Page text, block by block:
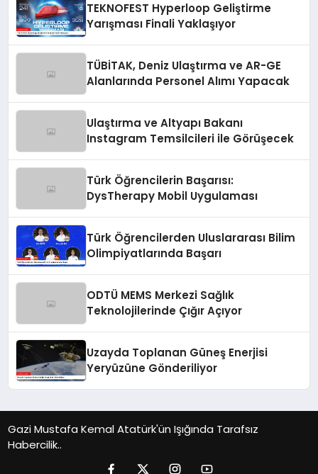
TEKNOFEST Hyperloop Geliştirme
Yarışması Finali Yaklaşıyor
TÜBİTAK, Deniz Ulaştırma ve AR-GE
Alanlarında Personel Alımı Yapacak
Ulaştırma ve Altyapı Bakanı
Instagram Temsilcileri ile Görüşecek
Türk Öğrencilerin Başarısı:
DysTherapy Mobil Uygulaması
Türk Öğrencilerden Uluslararası Bilim
Olimpiyatlarında Başarı
ODTÜ MEMS Merkezi Sağlık
Teknolojilerinde Çığır Açıyor
Uzayda Toplanan Güneş Enerjisi
Yeryüzüne Gönderiliyor
Gazi Mustafa Kemal Atatürk'ün Işığında Tarafsız
Habercilik..